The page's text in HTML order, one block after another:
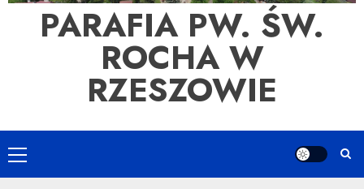
PARAFIA PW. ŚW.
ROCHA W
RZESZOWIE
Primary
Menu